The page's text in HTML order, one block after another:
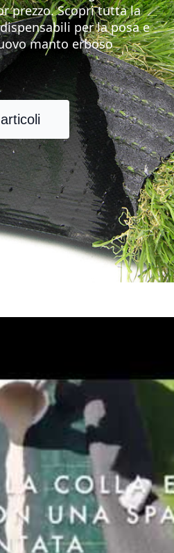
prezzo. Scopri tutta la
per la posa e
manto erboso